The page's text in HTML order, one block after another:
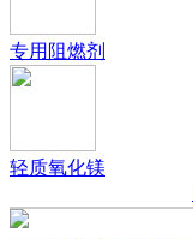
专用阻燃剂
轻质氧化镁